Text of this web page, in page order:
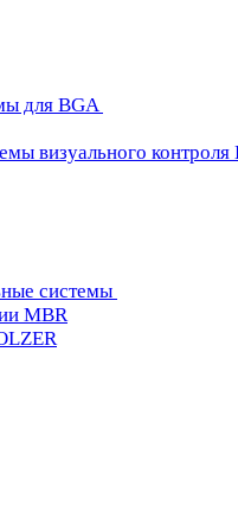
для BGA
визуального контроля
системы
MBR